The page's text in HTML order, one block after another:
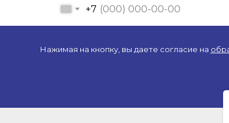
+7
Нажимая на кнопку, вы даете согласие на